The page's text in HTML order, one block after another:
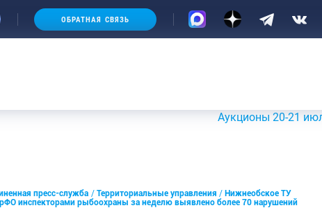
ОБРАТНАЯ СВЯЗЬ
Аукционы 20-21 июля 2026 г.
пресс-служба Территориальные управления
Нижнеобское ТУ
инспекторами рыбоохраны за неделю выявлено более 70 нарушений